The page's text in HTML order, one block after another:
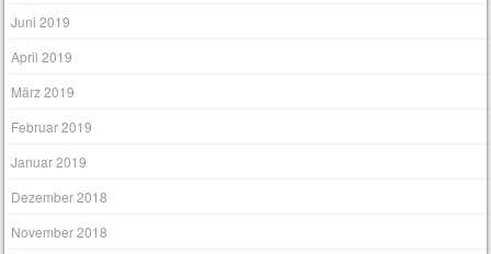
Juni 2019
April 2019
März 2019
Februar 2019
Januar 2019
Dezember 2018
November 2018